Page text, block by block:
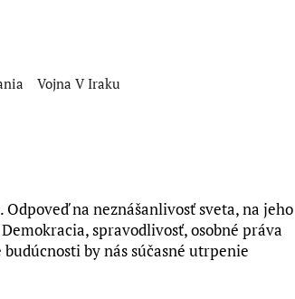
SÚŤAŽE ESEJÍ JÁNA HORÁRIKA 2026 – 2.
Vojna V Iraku
na neznášanlivosť sveta, na jeho
spravodlivosť, osobné práva
by nás súčasné utrpenie